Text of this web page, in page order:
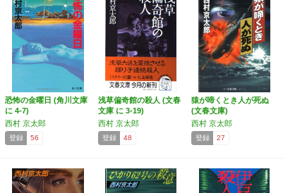
恐怖の金曜日 (角川文庫
に 4-7)
西村 京太郎
登録 56
浅草偏奇館の殺人 (文春
文庫 に 3-19)
西村 京太郎
登録 48
猿が啼くとき人が死ぬ
(文春文庫)
西村 京太郎
登録 27